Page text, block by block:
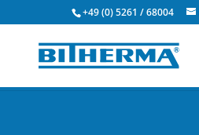
+49 (0) 5261 / 68004